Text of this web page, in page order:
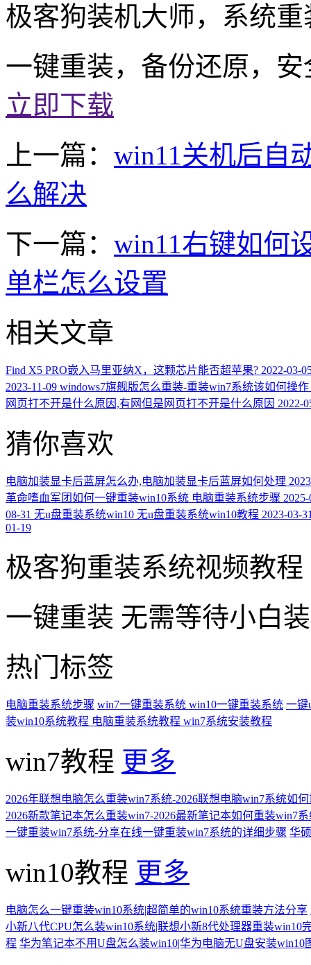
极客狗装机大师，系统
一键重装，备份还原，
立即下载
上一篇： win11关机后自
么解决
下一篇： win11右键如何
单栏怎么设置
相关文章
Find X5 PRO嵌入马里亚纳X，这颗芯片能否超苹果? 2022-03-
2023-11-09 windows7旗舰版怎么重装-重装win7系统该如何操作
网页打不开是什么原因,有网但是网页打不开是什么原因 2022-
猜你喜欢
电脑加装显卡后蓝屏怎么办,电脑加装显卡后蓝屏如何处理
革命嗜血军团如何一键重装win10系统 电脑重装系统步骤
08-31 无u盘重装系统win10 无u盘重装系统win10教程 2023-03-
01-19
极客狗重装系统视频教程
一键重装 无需等待小白
热门标签
电脑重装系统步骤 win7一键重装系统 win10一键重装系统 一键
装win10系统教程 电脑重装系统教程 win7系统安装教程
win7教程 更多
2026年联想电脑怎么重装win7系统-2026联想电脑win7系统如
2026新款笔记本怎么重装win7-2026最新笔记本如何重装win7
一键重装win7系统-分享在线一键重装win7系统的详细步骤 华
win10教程 更多
电脑怎么一键重装win10系统|超简单的win10系统重装方法分享
小新八代CPU怎么装win10系统|联想小新8代处理器重装win10
程 华为笔记本不用U盘怎么装win10|华为电脑无U盘安装win10